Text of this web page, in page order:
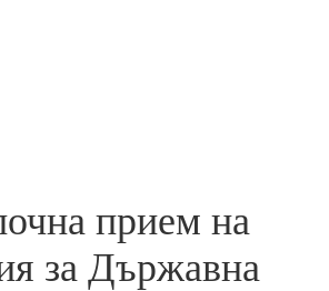
прием на
за Държавна